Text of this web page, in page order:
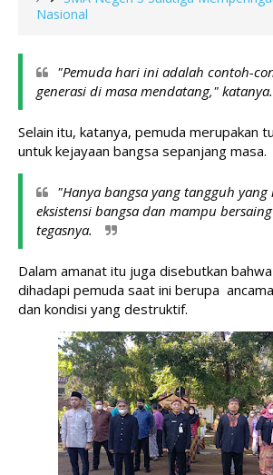
Nasional
"Pemuda hari ini adalah contoh-
generasi di masa mendatang," katanya.
Selain itu, katanya, pemuda merupakan
untuk kejayaan bangsa sepanjang masa.
"Hanya bangsa yang tangguh
eksistensi bangsa dan mampu
tegasnya.
Dalam amanat itu juga disebutkan
dihadapi pemuda saat ini berupa
dan kondisi yang destruktif.